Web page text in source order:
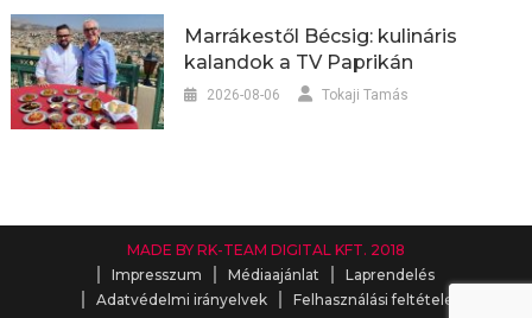
Marrákestől Bécsig: kulináris
kalandok a TV Paprikán
2026-08-06 Tokaji Tamás
MADE BY RK-TEAM DIGITAL KFT. 2018
Impresszum
Médiaajánlat
Laprendelés
Adatvédelmi irányelvek
Felhasználási feltételek